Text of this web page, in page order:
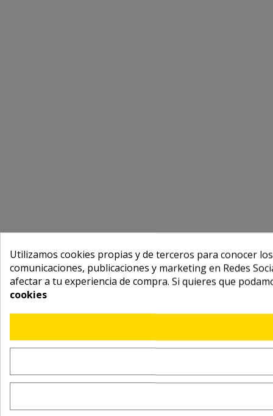
Utilizamos cookies propias y de terceros para conocer
comunicaciones, publicaciones y marketing en Redes
afectar a tu experiencia de compra. Si quieres que
cookies